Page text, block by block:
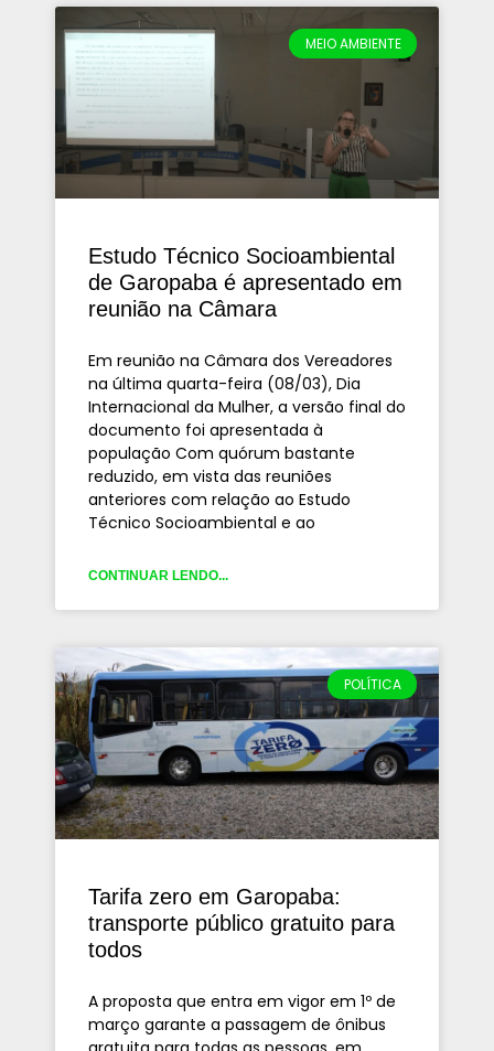
MEIO AMBIENTE
Estudo Técnico Socioambiental
de Garopaba é apresentado em
reunião na Câmara
Em reunião na Câmara dos Vereadores
na última quarta-feira (08/03), Dia
Internacional da Mulher, a versão final do
documento foi apresentada à
população Com quórum bastante
reduzido, em vista das reuniões
anteriores com relação ao Estudo
Técnico Socioambiental e ao
CONTINUAR LENDO...
POLÍTICA
Tarifa zero em Garopaba:
transporte público gratuito para
todos
A proposta que entra em vigor em 1º de
março garante a passagem de ônibus